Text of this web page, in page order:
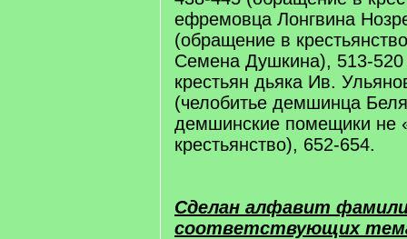
ефремовца Лонгвина
(обращение в
Семена Душкина), 513-520
крестьян дьяка Ив.
(челобитье демшинца
демшинские помещики не
крестьянство), 652-654.
Сделан алфавит
соответствующих